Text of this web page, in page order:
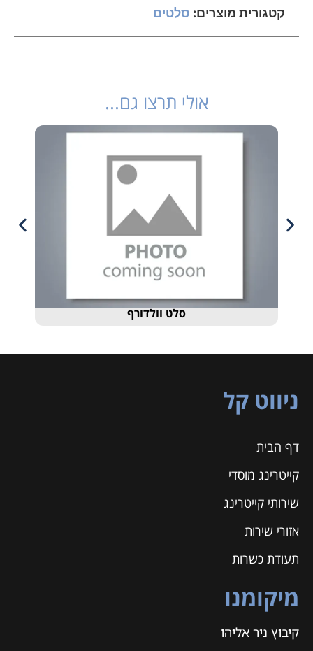
קטגורית מוצרים: סלטים
אולי תרצו גם...
סלט וולדורף
ניווט קל
דף הבית
קייטרינג מוסדי
שירותי קייטרינג
אזורי שירות
תעודת כשרות
מיקומנו
קיבוץ ניר אליהו